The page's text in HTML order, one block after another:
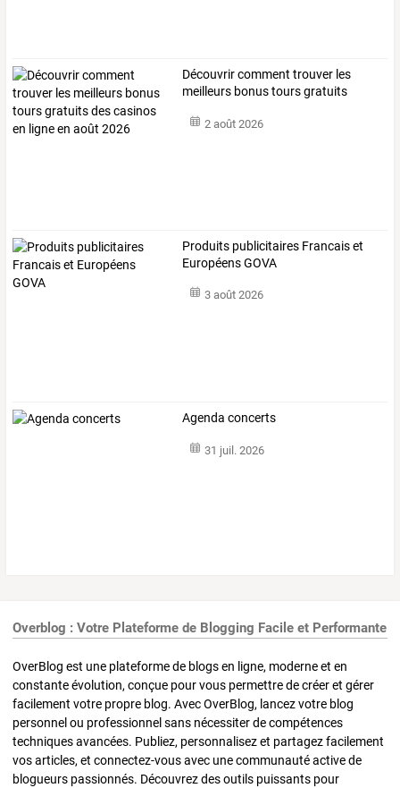
Découvrircomment trouver les
meilleurs bonustoursgratuits
2 août 2026
Produits publicitaires Francais et
Européens GOVA
3 août 2026
Agenda concerts
31 juil. 2026
Overblog : Votre Plateforme de Blogging Facile et Performante
OverBlog est une plateforme de blogs en ligne, moderne et en
constante évolution, conçue pour vous permettre de créer et gérer
facilement votre propre blog. Avec OverBlog, lancez votre blog
personnel ou professionnel sans nécessiter de compétences
techniques avancées. Publiez, personnalisez et partagez facilement
vos articles, et connectez-vous avec une communauté active de
blogueurs passionnés. Découvrez des outils puissants pour